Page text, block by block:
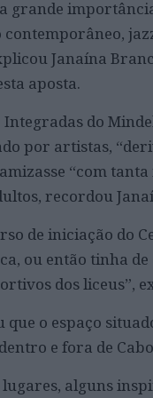
grande
contemporâneo,
Janaína
aposta.
do
por artistas,
“com
recordou
de iniciação do
ou então tinha
dos liceus”,
o espaço
e fora de
alguns